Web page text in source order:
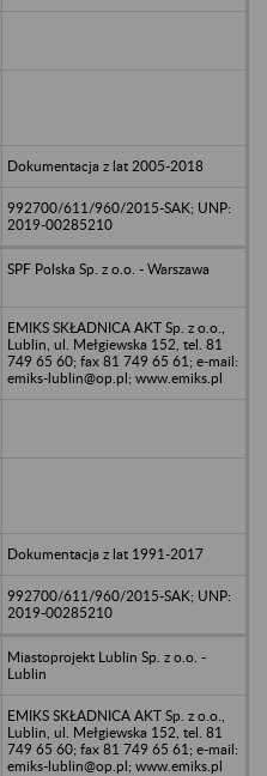
Dokumentacja z lat 2005-2018
992700/611/960/2015-SAK; UNP:
2019-00285210
SPF Polska Sp. z o.o. - Warszawa
EMIKS SKŁADNICA AKT Sp. z o.o.,
Lublin, ul. Mełgiewska 152, tel. 81
749 65 60; fax 81 749 65 61; e-mail:
emiks-lublin@op.pl; www.emiks.pl
Dokumentacja z lat 1991-2017
992700/611/960/2015-SAK; UNP:
2019-00285210
Miastoprojekt Lublin Sp. z o.o. -
Lublin
EMIKS SKŁADNICA AKT Sp. z o.o.,
Lublin, ul. Mełgiewska 152, tel. 81
749 65 60; fax 81 749 65 61; e-mail:
emiks-lublin@op.pl; www.emiks.pl